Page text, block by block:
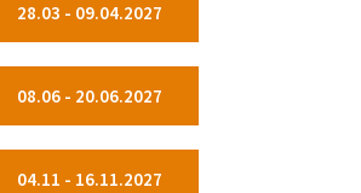
28.03 - 09.04.2027
08.06 - 20.06.2027
04.11 - 16.11.2027